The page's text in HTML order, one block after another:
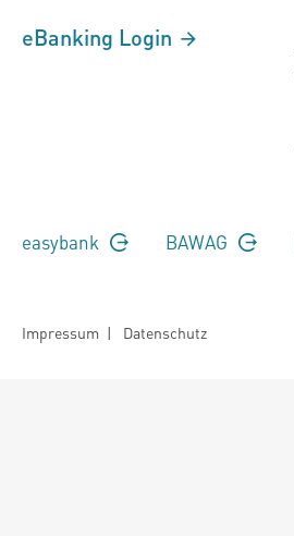
eBanking Login
easybank BAWAG
Impressum | Datenschutz